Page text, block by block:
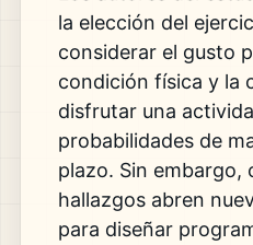
la elección del
considerar el gusto
condición física y la
disfrutar una
probabilidades de
plazo. Sin embargo,
hallazgos abren
para diseñar